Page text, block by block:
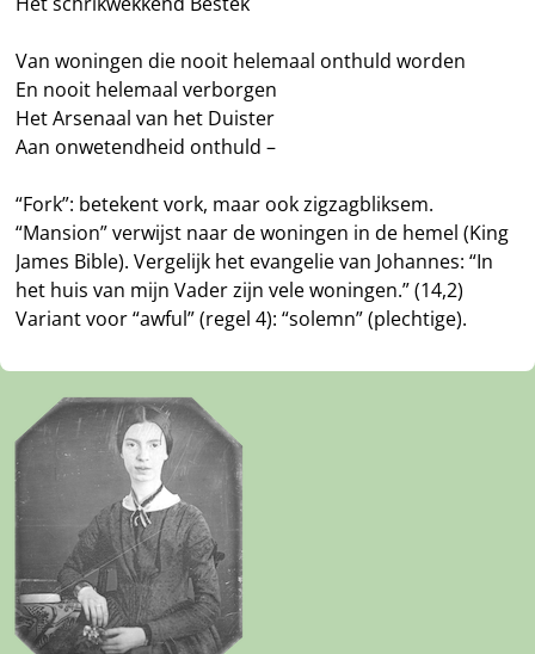
Van woningen die nooit helemaal onthuld worden
En nooit helemaal verborgen
Het Arsenaal van het Duister
Aan onwetendheid onthuld –
“Fork”: betekent vork, maar ook zigzagbliksem.
“Mansion” verwijst naar de woningen in de hemel (King
James Bible). Vergelijk het evangelie van Johannes: “In
het huis van mijn Vader zijn vele woningen.” (14,2)
Variant voor “awful” (regel 4): “solemn” (plechtige).